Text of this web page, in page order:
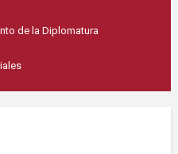
de la Diplomatura